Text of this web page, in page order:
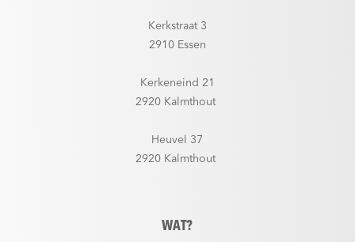
Kerkstraat 3
2910 Essen
Kerkeneind 21
2920 Kalmthout
Heuvel 37
2920 Kalmthout
WAT?